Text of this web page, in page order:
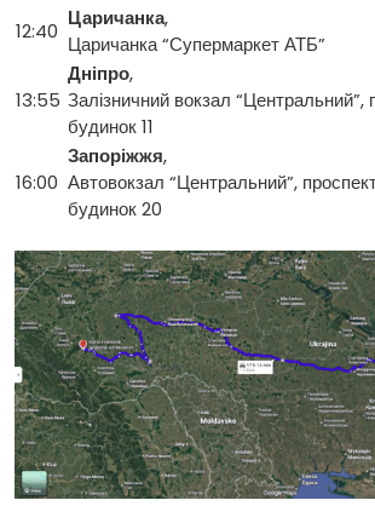
12:40
Царичанка,
Царичанка “Супермаркет АТБ”
13:55
Дніпро,
Залізничний вокзал
будинок 11
16:00
Запоріжжя,
Автовокзал “Центральний”,
будинок 20